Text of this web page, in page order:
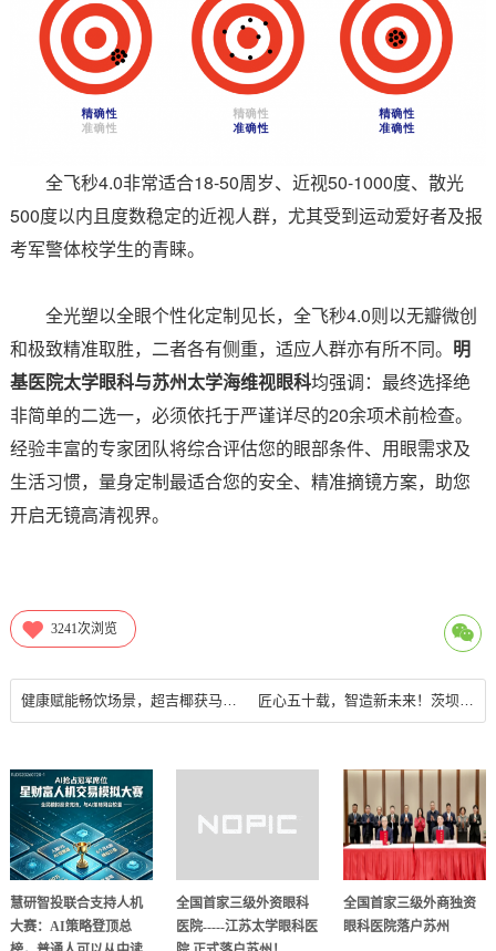
全飞秒4.0非常适合18-50周岁、近视50-1000度、散光
500度以内且度数稳定的近视人群，尤其受到运动爱好者及报
考军警体校学生的青睐。
全光塑以全眼个性化定制见长，全飞秒4.0则以无瓣微创
和极致精准取胜，二者各有侧重，适应人群亦有所不同。 明
基医院太学眼科与苏州太学海维视眼科均强调：最终选择绝
非简单的二选一，必须依托于严谨详尽的20余项术前检查。
经验丰富的专家团队将综合评估您的眼部条件、用眼需求及
生活习惯，量身定制最适合您的安全、精准摘镜方案，助您
开启无镜高清视界。
3241次浏览
慧研智投联合支持人机
大赛：AI策略登顶总
全国首家三级外资眼科
医院-----江苏太学眼科医
全国首家三级外商独资
眼科医院落户苏州